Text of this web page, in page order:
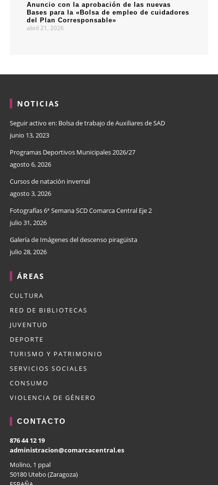
Anuncio con la aprobación de las nuevas
Bases para la «Bolsa de empleo de cuidadores
del Plan Corresponsable»
abril 21, 2026
NOTICIAS
Seguir activo en: Bolsa de trabajo de Auxiliares de SAD
junio 13, 2023
Programas Deportivos Municipales 2026/27
agosto 6, 2026
Cursos de natación invernal
agosto 3, 2026
Fotografías 6ª Semana SCD Comarca Central Eje 2
julio 31, 2026
Galería de Imágenes del descenso piragüista
julio 28, 2026
ÁREAS
CULTURA
RED DE BIBLIOTECAS
JUVENTUD
DEPORTE
TURISMO Y PATRIMONIO
SERVICIOS SOCIALES
CONSUMO
VIOLENCIA DE GÉNERO
CONTACTO
876 44 12 19
administracion@comarcacentral.es
Molino, 1 ppal
50180 Utebo (Zaragoza)